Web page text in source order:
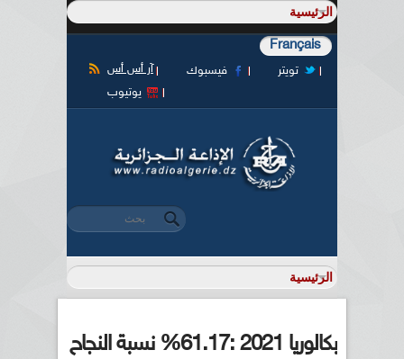
Français
آر أس أس فيسبوك
تويتر
يوتيوب
استمارة البحث
‏بحث ‏
بكالوريا 2021 :61.17% نسبة النجاح